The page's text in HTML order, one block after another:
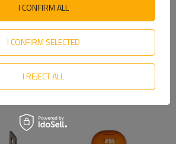
pære
siste
Beacon advarsel batteri LED
beacon 14539
783,08 NOKnetto
704,80 NOK
Den laveste produktprisen de siste
30 dagene før rabatten:
847,15 NOK
I CONFIRM SELECTED
I REJECT ALL
I CONFIRM ALL